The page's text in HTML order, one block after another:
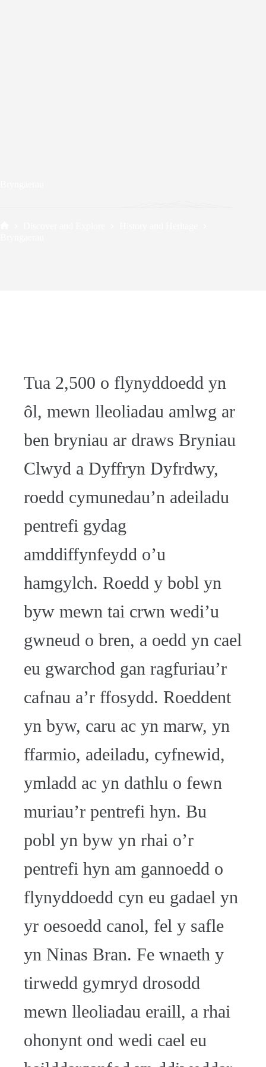
Tua 2,500 o flynyddoedd yn
ôl, mewn lleoliadau amlwg ar
ben bryniau ar draws Bryniau
Clwyd a Dyffryn Dyfrdwy,
roedd cymunedau’n adeiladu
pentrefi gydag
amddiffynfeydd o’u
hamgylch. Roedd y bobl yn
byw mewn tai crwn wedi’u
gwneud o bren, a oedd yn cael
eu gwarchod gan ragfuriau’r
cafnau a’r ffosydd. Roeddent
yn byw, caru ac yn marw, yn
ffarmio, adeiladu, cyfnewid,
ymladd ac yn dathlu o fewn
muriau’r pentrefi hyn. Bu
pobl yn byw yn rhai o’r
pentrefi hyn am gannoedd o
flynyddoedd cyn eu gadael yn
yr oesoedd canol, fel y safle
yn Ninas Bran. Fe wnaeth y
tirwedd gymryd drosodd
mewn lleoliadau eraill, a rhai
ohonynt ond wedi cael eu